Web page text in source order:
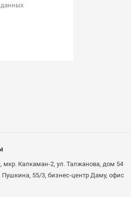
мкр. Калкаман-2, ул. Талжанова, дом 54
Пушкина, 55/3, бизнес-центр Даму, офис